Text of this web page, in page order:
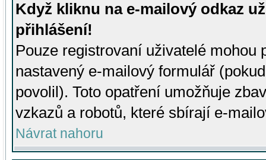
Když kliknu na e-mailový odkaz
přihlášení!
Pouze registrovaní uživatelé mohou
nastavený e-mailový formulář
povolil). Toto opatření umožňuje
vzkazů a robotů, které sbírají e-
Návrat nahoru